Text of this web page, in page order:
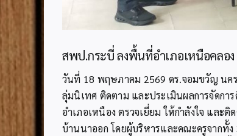
สพป.กระบี่ ลงพื้นที่อำเภอเหนือคลอ
วันที่ 18 พฤษภาคม 2569 ดร.จอมขวัญ นค
ลุ่มนิเทศ ติดตาม และประเมินผลการจัดกา
อำเภอเหนือง ตรวจเยี่ยม ให้กำลังใจ และ
บ้านนาออก โดยผู้บริหารและคณะครูจากทั้ง